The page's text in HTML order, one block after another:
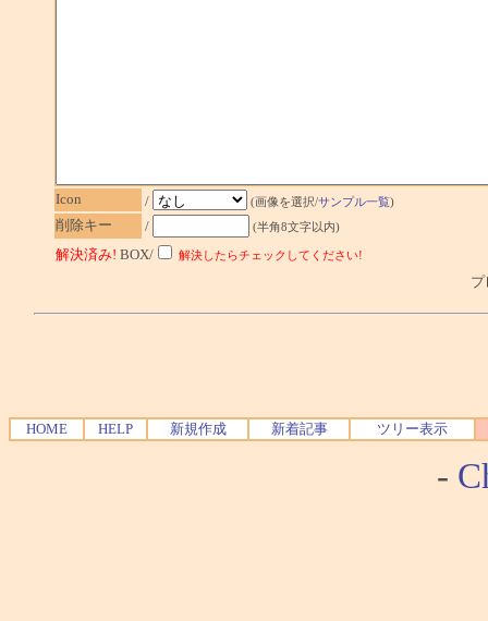
Icon / (画像を選択/サンプル一覧)
削除キー / (半角8文字以内)
解決済み! BOX/ 解決したらチェックしてください!
プ
HOME HELP 新規作成 新着記事 ツリー表示
-